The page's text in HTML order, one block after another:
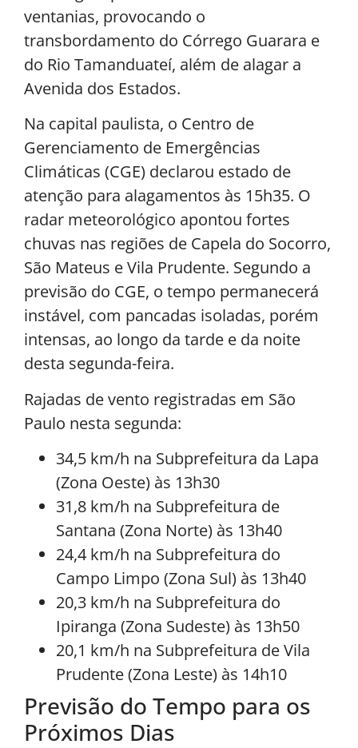
ventanias, provocando o
transbordamento do Córrego Guarara e
do Rio Tamanduateí, além de alagar a
Avenida dos Estados.
Na capital paulista, o Centro de
Gerenciamento de Emergências
Climáticas (CGE) declarou estado de
atenção para alagamentos às 15h35. O
radar meteorológico apontou fortes
chuvas nas regiões de Capela do Socorro,
São Mateus e Vila Prudente. Segundo a
previsão do CGE, o tempo permanecerá
instável, com pancadas isoladas, porém
intensas, ao longo da tarde e da noite
desta segunda-feira.
Rajadas de vento registradas em São
Paulo nesta segunda:
34,5 km/h na Subprefeitura da Lapa
(Zona Oeste) às 13h30
31,8 km/h na Subprefeitura de
Santana (Zona Norte) às 13h40
24,4 km/h na Subprefeitura do
Campo Limpo (Zona Sul) às 13h40
20,3 km/h na Subprefeitura do
Ipiranga (Zona Sudeste) às 13h50
20,1 km/h na Subprefeitura de Vila
Prudente (Zona Leste) às 14h10
Previsão do Tempo para os
Próximos Dias